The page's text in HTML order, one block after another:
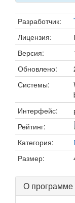
Разработчик:
Лицензия:
Версия:
Обновлено:
Системы:
Интерфейс:
Рейтинг:
Категория:
Размер:
О программе